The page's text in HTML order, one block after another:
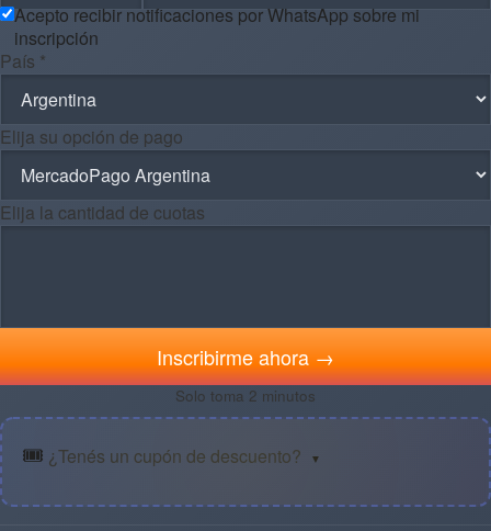
Acepto recibir notificaciones por WhatsApp sobre mi
inscripción
País *
Elija su opción de pago
Elija la cantidad de cuotas
Inscribirme ahora →
Solo toma 2 minutos
🎟️ ¿Tenés un cupón de descuento? ▼